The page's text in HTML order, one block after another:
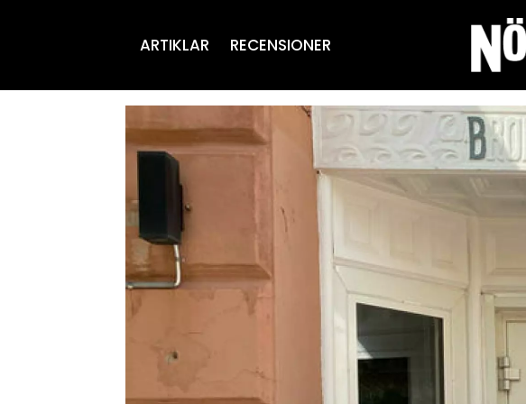
ARTIKLAR RECENSIONER